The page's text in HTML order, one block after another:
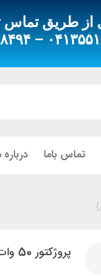
تماس
– ۰۹۳۵۳۵۱۸۴۹۴
تماس باما درباره
پروژکتور 50 وات SMD پاد (بدنه مشکی)